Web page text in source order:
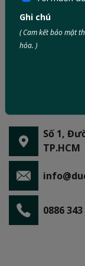
Số 1,
TP.HCM
0886
Ghi chú
( Cam kết bảo mật
hóa. )